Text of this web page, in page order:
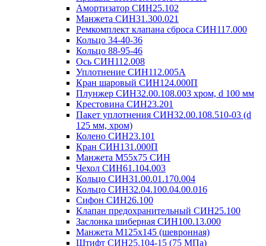
Амортизатор СИН25.102
Манжета СИН31.300.021
Ремкомплект клапана сброса СИН117.000
Кольцо 34-40-36
Кольцо 88-95-46
Ось СИН112.008
Уплотнение СИН112.005А
Кран шаровый СИН124.000П
Плунжер СИН32.00.108.003 хром, d 100 мм
Крестовина СИН23.201
Пакет уплотнения СИН32.00.108.510-03 (d
125 мм, хром)
Колено СИН23.101
Кран СИН131.000П
Манжета М55х75 СИН
Чехол СИН61.104.003
Кольцо СИН31.00.01.170.004
Кольцо СИН32.04.100.04.00.016
Сифон СИН26.100
Клапан предохранительный СИН25.100
Заслонка шиберная СИН100.13.000
Манжета М125х145 (шевронная)
Штифт СИН25.104-15 (75 МПа)